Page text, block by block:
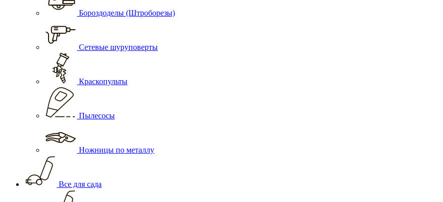
Бороздоделы (Штроборезы)
Сетевые шуруповерты
Краскопульты
Пылесосы
Ножницы по металлу
Все для сада